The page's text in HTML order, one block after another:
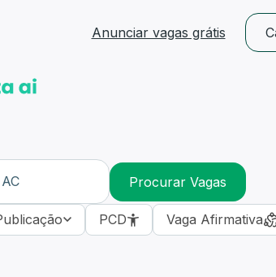
Anunciar vagas grátis
Procurar Vagas
PCD Vaga Afirmativa